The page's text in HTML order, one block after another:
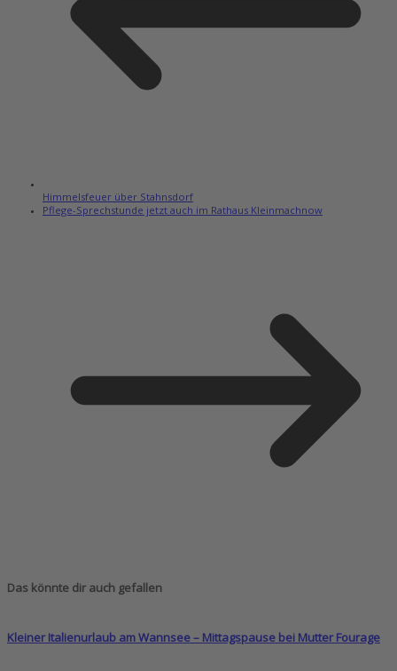
Himmelsfeuer über Stahnsdorf
Pflege-Sprechstunde jetzt auch im Rathaus Kleinmachnow
Das könnte dir auch gefallen
Kleiner Italienurlaub am Wannsee – Mittagspause bei Mutter Fourage